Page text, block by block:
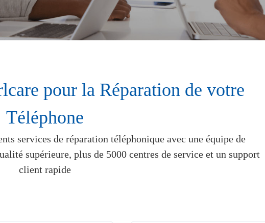
pour la Réparation de votre
Téléphone
services de réparation téléphonique avec une équipe de
supérieure, plus de 5000 centres de service et un support
client rapide